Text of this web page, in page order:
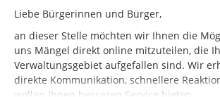
Liebe Bürgerinnen und Bürger,
an dieser Stelle möchten wir Ihnen die
uns Mängel direkt online mitzuteilen, die
Verwaltungsgebiet aufgefallen sind. Wir
direkte Kommunikation, schnellere